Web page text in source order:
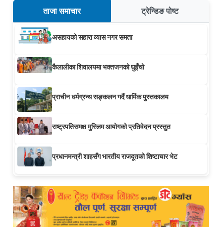
ताजा समाचार ट्रेन्डिङ पोष्ट
असहायको सहारा व्यास नगर समता
कैलालीका शिवालयमा भक्तजनको घुइँचो
प्राचीन धर्मग्रन्थ सङ्कलन गर्दै धार्मिक पुस्तकालय
राष्ट्रपतिसमक्ष मुस्लिम आयोगको प्रतिवेदन प्रस्तुत
प्रधानमन्त्री शाहसँग भारतीय राजदूतको शिष्टाचार भेट